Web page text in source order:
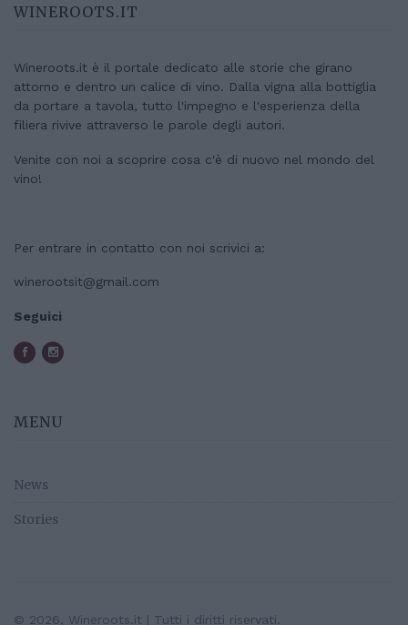
WINEROOTS.IT
Wineroots.it è il portale dedicato alle storie che girano
attorno e dentro un calice di vino. Dalla vigna alla bottiglia
da portare a tavola, tutto l'impegno e l'esperienza della
filiera rivive attraverso le parole degli autori.
Venite con noi a scoprire cosa c'è di nuovo nel mondo del
vino!
Per entrare in contatto con noi scrivici a:
winerootsit@gmail.com
Seguici
MENU
News
Stories
© 2026, Wineroots.it | Tutti i diritti riservati.